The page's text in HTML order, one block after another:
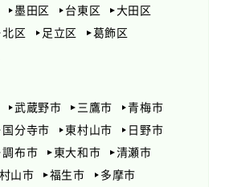
墨田区 台東区
大田区
北区 足立区
葛飾区
武蔵野市 三鷹市
青梅市
国分寺市 東村山市
日野市
調布市 東大和市
清瀬市
山市 福生市
多摩市